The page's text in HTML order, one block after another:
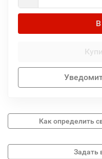
Как определить